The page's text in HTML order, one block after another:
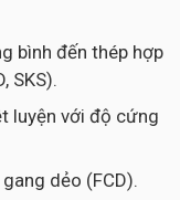
bình đến thép hợp
SKS).
luyện với độ cứng
dẻo (FCD).